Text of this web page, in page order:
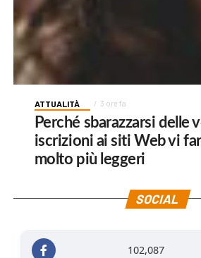
ATTUALITÀ 3 ore fa
Perché sbarazzarsi delle
iscrizioni ai siti Web vi
molto più leggeri
SOCIAL
102,087